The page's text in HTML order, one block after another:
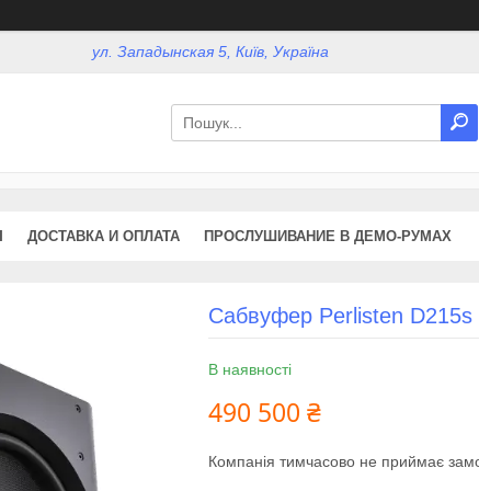
ул. Западынская 5, Київ, Україна
ДОСТАВКА И ОПЛАТА ПРОСЛУШИВАНИЕ В ДЕМО-РУМАХ
Сабвуфер Perlisten D215s
В наявності
490 500 ₴
Компанія тимчасово не приймає